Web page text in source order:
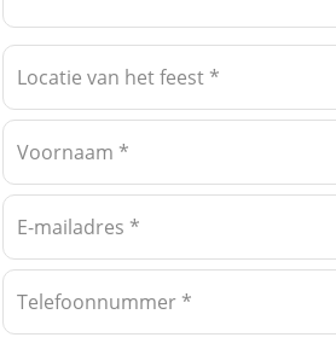
Locatie van het feest *
Voornaam *
E-mailadres *
Telefoonnummer *